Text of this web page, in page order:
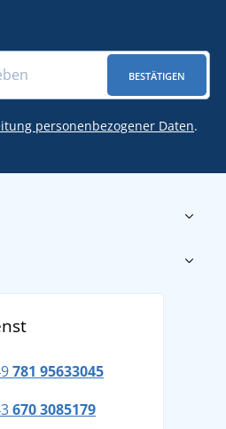
BESTÄTIGEN
personenbezogener Daten.
781 95633045
670 3085179